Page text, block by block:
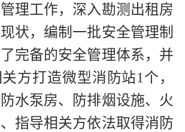
理工作，深入勘测出租房
状，编制一批安全管理制
完备的安全管理体系，并
方打造微型消防站1个，
水泵房、防排烟设施、火
指导相关方依法取得消防